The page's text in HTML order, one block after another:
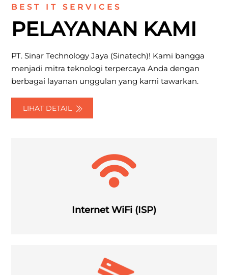
BEST IT SERVICES
PELAYANAN KAMI
PT. Sinar Technology Jaya (Sinatech)! Kami bangga
menjadi mitra teknologi terpercaya Anda dengan
berbagai layanan unggulan yang kami tawarkan.
LIHAT DETAIL
Internet WiFi (ISP)